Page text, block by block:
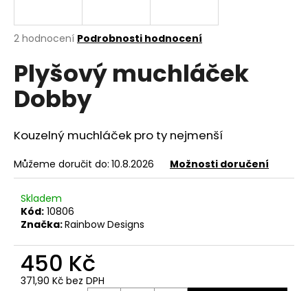
Průměrné
produktu
je
4,5
hvězdiček.
2 hodnocení Podrobnosti hodnocení
Plyšový muchláček
Dobby
Kouzelný muchláček pro ty nejmenší
Můžeme doručit do: 10.8.2026 Možnosti doručení
Skladem
Kód: 10806
Značka:Rainbow Designs
450 Kč
371,90 Kč bez DPH
j
t
?
HLEDAT
D
o
p
o